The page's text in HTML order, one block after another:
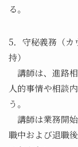
る。
5．守秘義務（
持）
講師は、進路
人的事情や相談
う。
講師は業務開
職中および退職